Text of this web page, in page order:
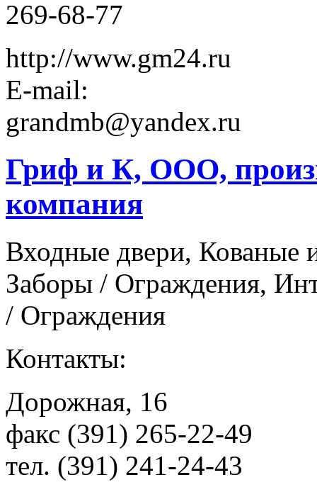
269-68-77
http://www.gm24.ru
E-mail:
grandmb@yandex.ru
Гриф и К, ООО,
компания
Входные двери, Кованые
Заборы / Ограждения,
/ Ограждения
Контакты:
Дорожная, 16
факс (391) 265-22-49
тел. (391) 241-24-43